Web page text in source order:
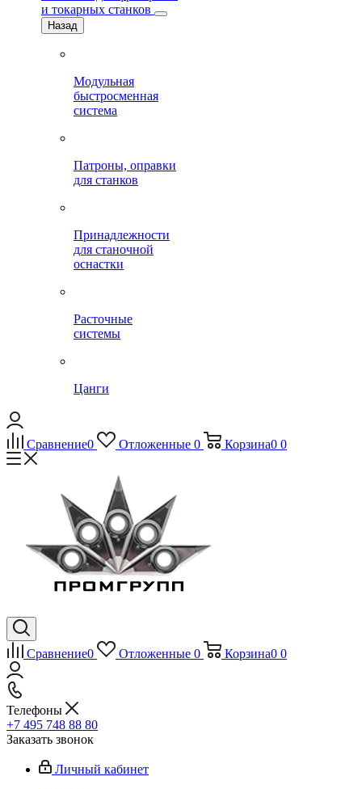
и токарных станков
Назад
Модульная
быстросменная
система
Патроны, оправки
для станков
Принадлежности
для станочной
оснастки
Расточные
системы
Цанги
Сравнение0 Отложенные 0 Корзина0 0
Сравнение0 Отложенные 0 Корзина0 0
Телефоны
+7 495 748 88 80
Заказать звонок
Личный кабинет